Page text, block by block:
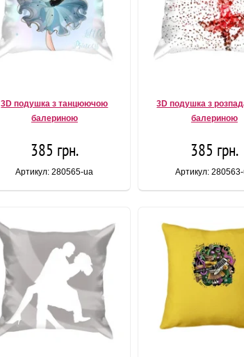
3D подушка з танцюючою
балериною
385 грн.
Артикул: 280565-ua
3D подушка з
балериною
385 грн.
Артикул: